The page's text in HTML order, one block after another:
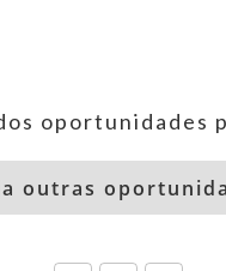
oportunidades
outras